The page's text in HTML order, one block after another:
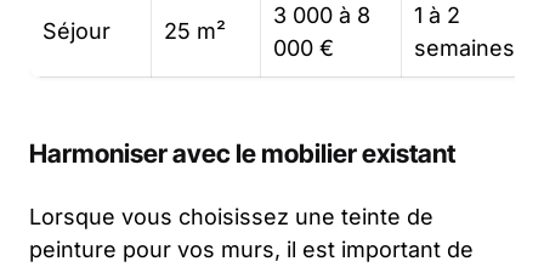
Séjour 25 m²
3 000 à 8
000 €
1 à 2
semaines
Harmoniser avec le mobilier existant
Lorsque vous choisissez une teinte de
peinture pour vos murs, il est important de